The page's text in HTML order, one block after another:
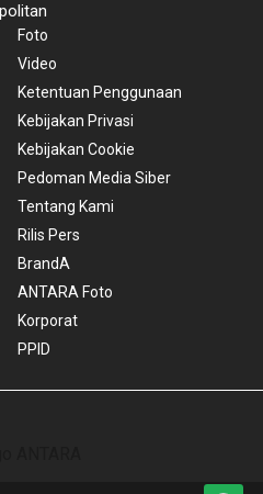
Foto
Video
Ketentuan Penggunaan
Kebijakan Privasi
Kebijakan Cookie
Pedoman Media Siber
Tentang Kami
Rilis Pers
BrandA
ANTARA Foto
Korporat
PPID